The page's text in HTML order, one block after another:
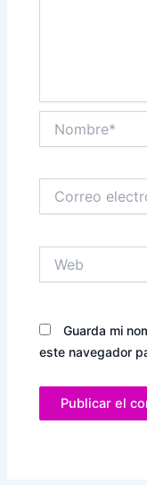
electrónico*
Guarda mi
este navegador